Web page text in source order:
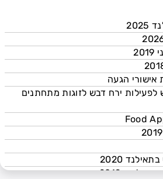
2020
2019
2021: מבצע הטבות
2023
גואינג דאץ - IL MAKIAGE - תקנון מאפרת
אישורי הגעה
לפעילות ירח דבש לזוגות מתחתנים
2020
2019